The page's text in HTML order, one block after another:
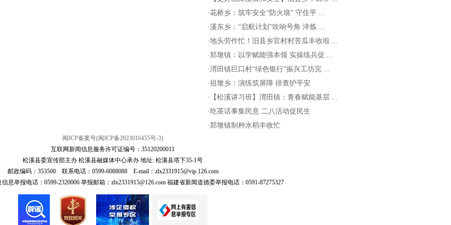
·花桥乡：筑牢安全“防火墙” 守住平 ...
·溪东乡：“启航计划”吹响号角 淬炼 ...
·地头劳作忙！旧县乡官村村苦瓜丰收啦 ...
·郑墩镇：以学赋能强本领 实操练兵促 ...
·渭田镇巨口村“绿色银行”振兴工坊完 ...
·祖墩乡：演练筑屏障 排查护平安
· 【松溪讲习班】渭田镇：青春赋能基层 ...
·吃茶话事集民意 二八活动促民生
·郑墩镇制种水稻丰收忙
闽ICP备案号(闽ICP备2023016455号-3)
互联网新闻信息服务许可证编号：35120200011
松溪县委宣传部主办 松溪县融媒体中心承办 地址: 松溪县塔下35-1号
邮政编码：353500 联系电话：0599-6088088 E-mail：zlx2331915@vip.126.com
息举报电话：0599-2320006 举报邮箱：zlx2331915@126.com 福建省新闻道德委举报电话：0591-87275327